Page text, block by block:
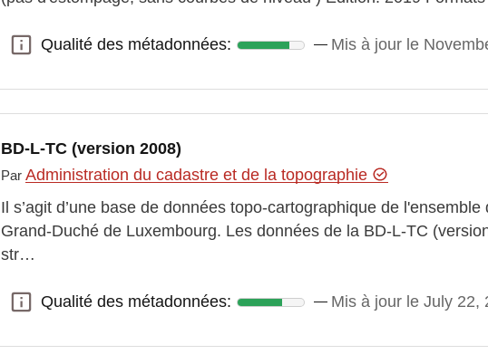
Qualité des métadonnées:
Qualité des métadonnées: Mis à jour le
BD-L-TC (version 2008)
ParAdministration du cadastre et de la topographie
Il s’agit d’une base de données topo-cartographique de l'ensemble
Grand-Duché de Luxembourg. Les données de la BD-L-TC
str…
Qualité des métadonnées:
Qualité des métadonnées: Mis à jour le July 22,